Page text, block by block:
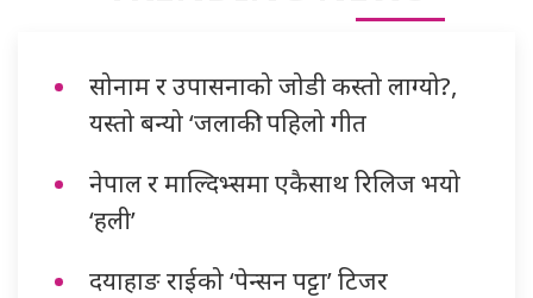
सोनाम र उपासनाको जोडी कस्तो लाग्यो?,
यस्तो बन्यो ‘जलाकी’ पहिलो गीत
नेपाल र माल्दिभ्समा एकैसाथ रिलिज भयो
‘हली’
दयाहाङ राईको ‘पेन्सन पट्टा’ टिजर